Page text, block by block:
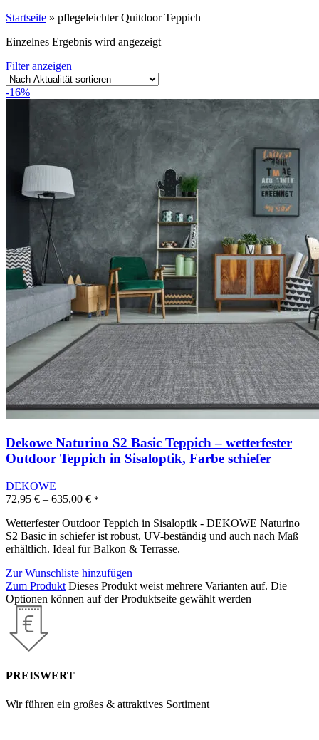
Startseite » pflegeleichter Quitdoor Teppich
Einzelnes Ergebnis wird angezeigt
Filter anzeigen
-16%
Dekowe Naturino S2 Basic Teppich – wetterfester
Outdoor Teppich in Sisaloptik, Farbe schiefer
DEKOWE
72,95 € – 635,00 € *
Wetterfester Outdoor Teppich in Sisaloptik - DEKOWE Naturino
S2 Basic in schiefer ist robust, UV-beständig und auch nach Maß
erhältlich. Ideal für Balkon & Terrasse.
Zur Wunschliste hinzufügen
Zum Produkt Dieses Produkt weist mehrere Varianten auf. Die
Optionen können auf der Produktseite gewählt werden
PREISWERT
Wir führen ein großes & attraktives Sortiment